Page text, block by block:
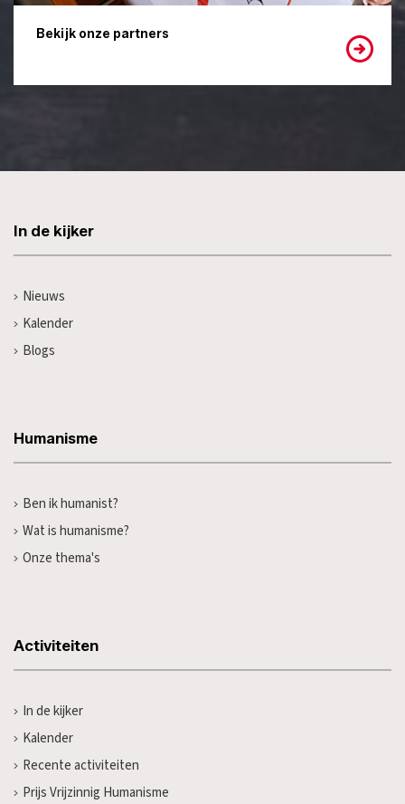
Bekijk onze partners
In de kijker
Nieuws
Kalender
Blogs
Humanisme
Ben ik humanist?
Wat is humanisme?
Onze thema's
Activiteiten
In de kijker
Kalender
Recente activiteiten
Prijs Vrijzinnig Humanisme